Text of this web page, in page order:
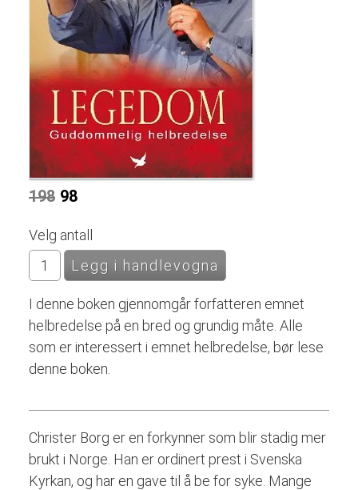
198 98
Velg antall
I denne boken gjennomgår forfatteren emnet
helbredelse på en bred og grundig måte. Alle
som er interessert i emnet helbredelse, bør lese
denne boken.
Christer Borg er en forkynner som blir stadig mer
brukt i Norge. Han er ordinert prest i Svenska
Kyrkan, og har en gave til å be for syke. Mange